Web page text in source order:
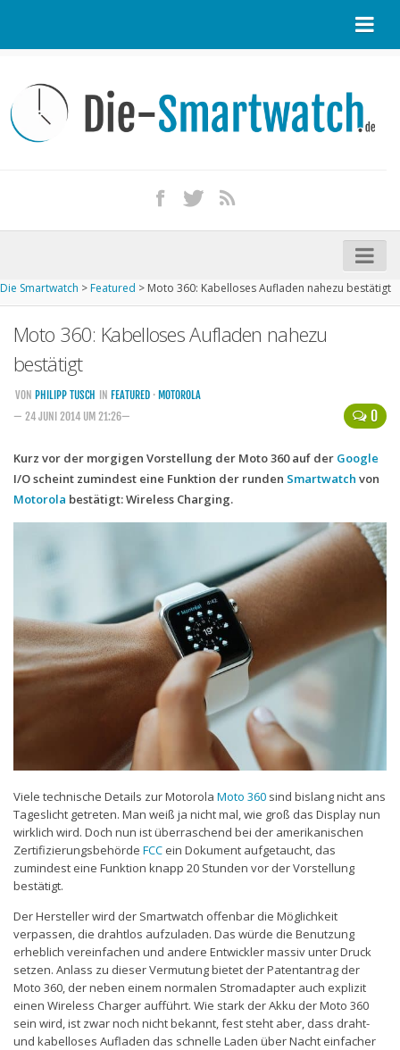
Kontakt / Tipp geben
Impressum
iPhone kaufen
Startseite
Aktuelle Smartwatches im Test
Kommende Smartwatches
Marken und Modelle
BASE
Smartphonetarife
Datentarife
Smartphonetarife
Prepaid-Tarife
Datentarife
Flatrate-Prepaidtarife
Mobilfunk-Vergleichsrechner
Mobilfunk-Tarifrechner
Flatrate-Datentarife
Die Smartwatch >Featured > Moto 360: Kabelloses Aufladen nahezu bestätigt
Moto 360: Kabelloses Aufladen nahezu
bestätigt
0
VON PHILIPP TUSCH IN FEATURED · MOTOROLA
— 24 JUNI 2014 UM 21:26—
Kurz vor der morgigen Vorstellung der Moto 360 auf der Google
I/O scheint zumindest eine Funktion der runden Smartwatch von
Motorola bestätigt: Wireless Charging.
Viele technische Details zur Motorola Moto 360 sind bislang nicht ans
Tageslicht getreten. Man weiß ja nicht mal, wie groß das Display nun
wirklich wird. Doch nun ist überraschend bei der amerikanischen
Zertifizierungsbehörde FCC ein Dokument aufgetaucht, das
zumindest eine Funktion knapp 20 Stunden vor der Vorstellung
bestätigt.
Der Hersteller wird der Smartwatch offenbar die Möglichkeit
verpassen, die drahtlos aufzuladen. Das würde die Benutzung
erheblich vereinfachen und andere Entwickler massiv unter Druck
setzen. Anlass zu dieser Vermutung bietet der Patentantrag der
Moto 360, der neben einem normalen Stromadapter auch explizit
einen Wireless Charger aufführt. Wie stark der Akku der Moto 360
sein wird, ist zwar noch nicht bekannt, fest steht aber, dass draht-
und kabelloses Aufladen das schnelle Laden über Nacht einfacher